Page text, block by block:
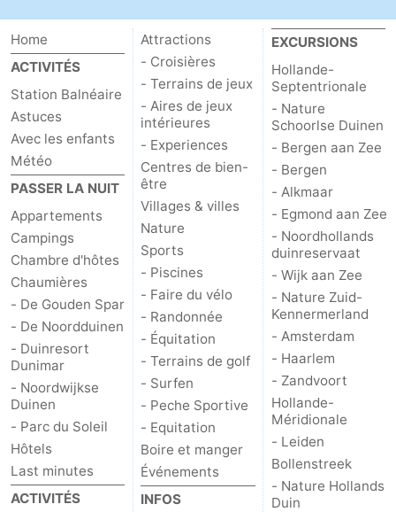
Méridionale
-
Leiden
Bollenstreek
-
Hollands
Duin
Katwijk
-
Scheveningen
-
La
Haye
-
Rotterdam
-
Rockanje
Météo
Contact
Home
ACTIVITÉS
Station Balnéaire
Astuces
Avec les enfants
Météo
PASSER LA NUIT
Appartements
Campings
Chambre d'hôtes
Chaumières
- De Gouden Spar
- De Noordduinen
- Duinresort
Dunimar
- Noordwijkse
Duinen
- Parc du Soleil
Hôtels
Last minutes
ACTIVITÉS
Attractions
- Croisières
- Terrains de jeux
- Aires de jeux
intérieures
- Experiences
Centres de bien-
être
Villages & villes
Nature
Sports
- Piscines
- Faire du vélo
- Randonnée
- Équitation
- Terrains de golf
- Surfen
- Peche Sportive
- Equitation
Boire et manger
Événements
INFOS
EXCURSIONS
Hollande-
Septentrionale
- Nature
Schoorlse Duinen
- Bergen aan Zee
- Bergen
- Alkmaar
- Egmond aan Zee
- Noordhollands
duinreservaat
- Wijk aan Zee
- Nature Zuid-
Kennermerland
- Amsterdam
- Haarlem
- Zandvoort
Hollande-
Méridionale
- Leiden
Bollenstreek
- Nature Hollands
Duin